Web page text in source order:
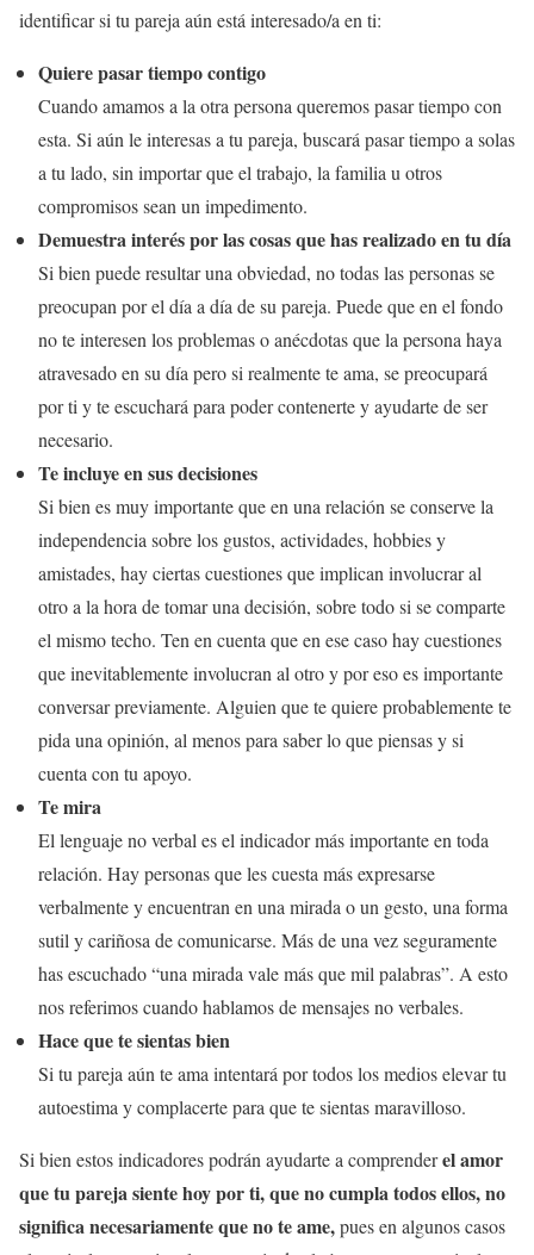
identificar si tu pareja aún está interesado/a en ti:
Quiere pasar tiempo contigo
Cuando amamos a la otra persona queremos pasar tiempo con
esta. Si aún le interesas a tu pareja, buscará pasar tiempo a solas
a tu lado, sin importar que el trabajo, la familia u otros
compromisos sean un impedimento.
Demuestra interés por las cosas que has realizado en tu día
Si bien puede resultar una obviedad, no todas las personas se
preocupan por el día a día de su pareja. Puede que en el fondo
no te interesen los problemas o anécdotas que la persona haya
atravesado en su día pero si realmente te ama, se preocupará
por ti y te escuchará para poder contenerte y ayudarte de ser
necesario.
Te incluye en sus decisiones
Si bien es muy importante que en una relación se conserve la
independencia sobre los gustos, actividades, hobbies y
amistades, hay ciertas cuestiones que implican involucrar al
otro a la hora de tomar una decisión, sobre todo si se comparte
el mismo techo. Ten en cuenta que en ese caso hay cuestiones
que inevitablemente involucran al otro y por eso es importante
conversar previamente. Alguien que te quiere probablemente te
pida una opinión, al menos para saber lo que piensas y si
cuenta con tu apoyo.
Te mira
El lenguaje no verbal es el indicador más importante en toda
relación. Hay personas que les cuesta más expresarse
verbalmente y encuentran en una mirada o un gesto, una forma
sutil y cariñosa de comunicarse. Más de una vez seguramente
has escuchado “una mirada vale más que mil palabras”. A esto
nos referimos cuando hablamos de mensajes no verbales.
Hace que te sientas bien
Si tu pareja aún te ama intentará por todos los medios elevar tu
autoestima y complacerte para que te sientas maravilloso.
Si bien estos indicadores podrán ayudarte a comprenderel amor
que tu pareja siente hoy por ti, que no cumpla todos ellos, no
significa necesariamente que no te ame,pues en algunos casos